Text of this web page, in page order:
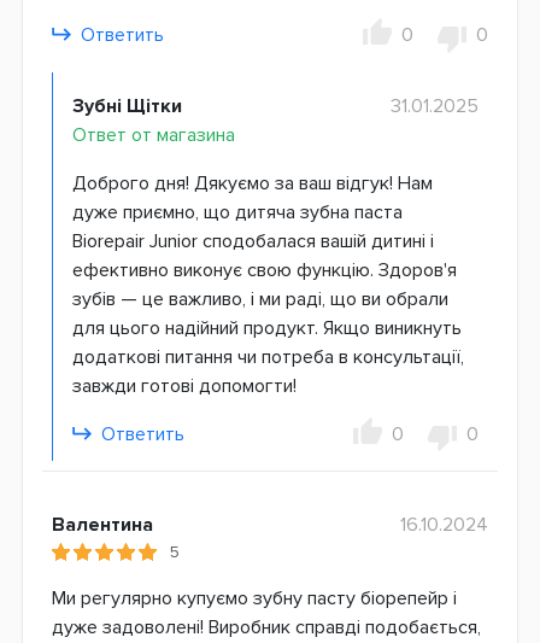
Ответить
0 0
Зубні Щітки
Ответ от магазина
31.01.2025
Доброго дня! Дякуємо за ваш відгук! Нам
дуже приємно, що дитяча зубна паста
Biorepair Junior сподобалася вашій дитині і
ефективно виконує свою функцію. Здоров'я
зубів — це важливо, і ми раді, що ви обрали
для цього надійний продукт. Якщо виникнуть
додаткові питання чи потреба в консультації,
завжди готові допомогти!
Ответить
0 0
Валентина
5
16.10.2024
Ми регулярно купуємо зубну пасту біорепейр і
дуже задоволені! Виробник справді подобається,